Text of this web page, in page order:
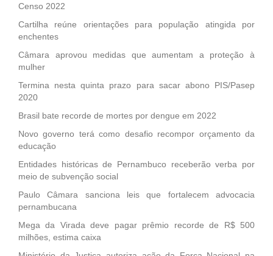
Censo 2022
Cartilha reúne orientações para população atingida por
enchentes
Câmara aprovou medidas que aumentam a proteção à
mulher
Termina nesta quinta prazo para sacar abono PIS/Pasep
2020
Brasil bate recorde de mortes por dengue em 2022
Novo governo terá como desafio recompor orçamento da
educação
Entidades históricas de Pernambuco receberão verba por
meio de subvenção social
Paulo Câmara sanciona leis que fortalecem advocacia
pernambucana
Mega da Virada deve pagar prêmio recorde de R$ 500
milhões, estima caixa